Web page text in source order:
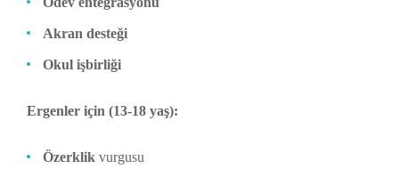
Akran desteği
Okul işbirliği
Ergenler için (13-18 yaş):
Özerklik vurgusu